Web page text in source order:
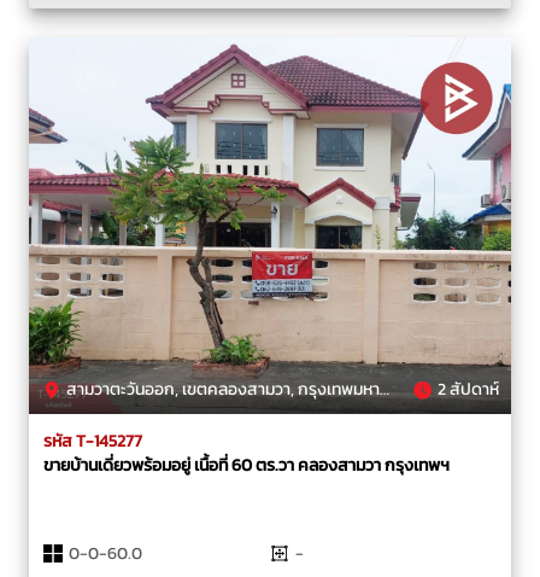
สามวาตะวันออก, เขตคลองสามวา, กรุงเทพมหานคร 2 สัปดาห์
รหัส T-145277
ขายบ้านเดี่ยวพร้อมอยู่ เนื้อที่ 60 ตร.วา คลองสามวา กรุงเทพฯ
0-0-60.0
-